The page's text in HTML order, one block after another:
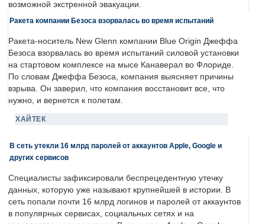
возможной экстренной эвакуации.
Ракета компании Безоса взорвалась во время испытаний
Ракета-носитель New Glenn компании Blue Origin Джеффа
Безоса взорвалась во время испытаний силовой установки
на стартовом комплексе на мысе Канаверал во Флориде.
По словам Джеффа Безоса, компания выясняет причины
взрыва. Он заверил, что компания восстановит все, что
нужно, и вернется к полетам.
ХАЙТЕК
В сеть утекли 16 млрд паролей от аккаунтов Apple, Google и
других сервисов
Специалисты зафиксировали беспрецедентную утечку
данных, которую уже называют крупнейшей в истории. В
сеть попали почти 16 млрд логинов и паролей от аккаунтов
в популярных сервисах, социальных сетях и на